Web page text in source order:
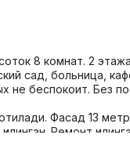
8 комнат. 2
сад, больница,
беспокоит. Без
Фасад 13
Ремонт